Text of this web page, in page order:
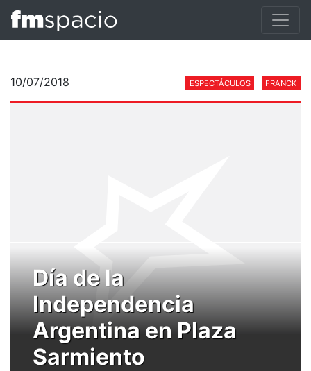
10/07/2018 ESPECTÁCULOS FRANCK
Día de la
Independencia
Argentina en Plaza
Sarmiento